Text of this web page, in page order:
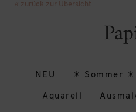
« zurück zur Übersicht
NEU ☀ Sommer ☀
Aquarell